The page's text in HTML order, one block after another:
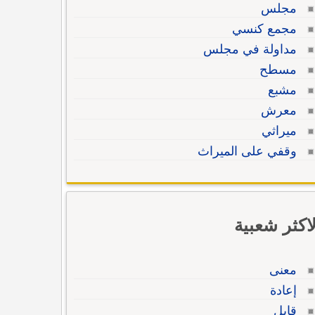
مجلس
مجمع كنسي
مداولة في مجلس
مسطح
مشبع
معرش
ميراثي
وقفي على الميراث
شعبية
معنى
إعادة
قابل